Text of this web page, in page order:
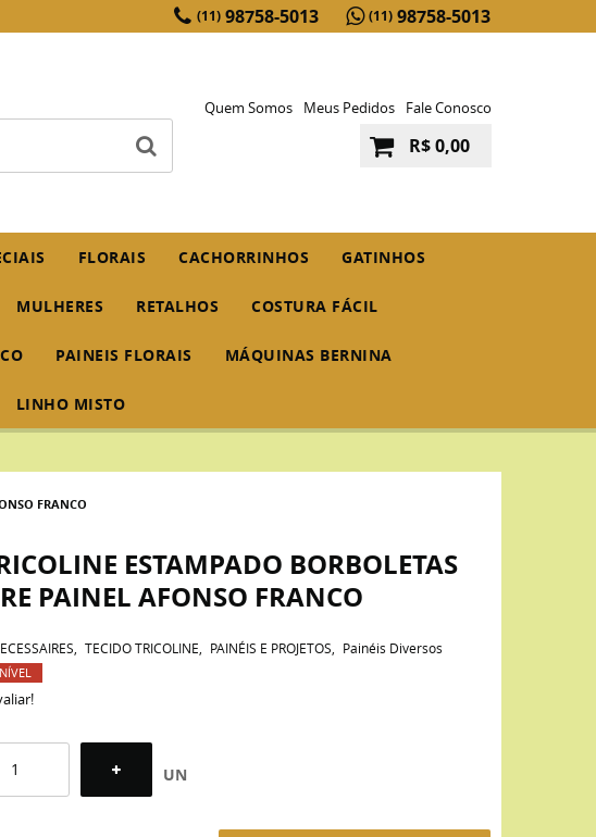
(11) 98758-5013 (11) 98758-5013
Quem Somos Meus Pedidos Fale Conosco
R$ 0,00
FLORAIS CACHORRINHOS GATINHOS
MULHERES RETALHOS COSTURA FÁCIL
PAINEIS FLORAIS MÁQUINAS BERNINA
LINHO MISTO
FRANCO
ESTAMPADO BORBOLETAS
PAINEL AFONSO FRANCO
TECIDO TRICOLINE PAINÉIS E PROJETOS Painéis Diversos
UN